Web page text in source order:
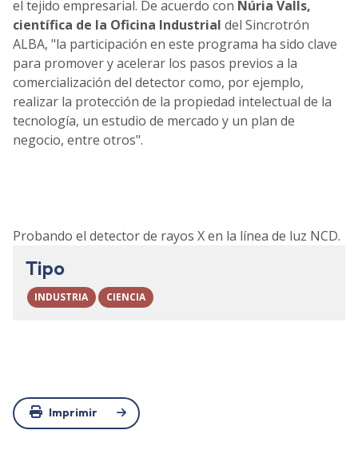
el tejido empresarial. De acuerdo con Núria Valls,
científica de la Oficina Industrial del Sincrotrón
ALBA, "la participación en este programa ha sido clave
para promover y acelerar los pasos previos a la
comercialización del detector como, por ejemplo,
realizar la protección de la propiedad intelectual de la
tecnología, un estudio de mercado y un plan de
negocio, entre otros".
Probando el detector de rayos X en la línea de luz NCD.
Tipo
INDUSTRIA CIENCIA
Imprimir